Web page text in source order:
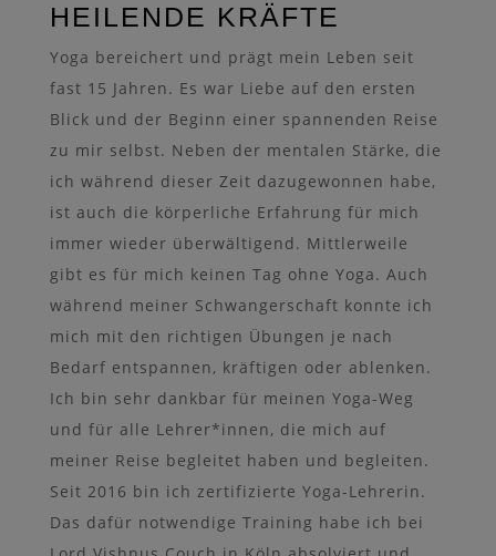
HEILENDE KRÄFTE
Yoga bereichert und prägt mein Leben seit
fast 15 Jahren. Es war Liebe auf den ersten
Blick und der Beginn einer spannenden Reise
zu mir selbst. Neben der mentalen Stärke, die
ich während dieser Zeit dazugewonnen habe,
ist auch die körperliche Erfahrung für mich
immer wieder überwältigend. Mittlerweile
gibt es für mich keinen Tag ohne Yoga. Auch
während meiner Schwangerschaft konnte ich
mich mit den richtigen Übungen je nach
Bedarf entspannen, kräftigen oder ablenken.
Ich bin sehr dankbar für meinen Yoga-Weg
und für alle Lehrer*innen, die mich auf
meiner Reise begleitet haben und begleiten.
Seit 2016 bin ich zertifizierte Yoga-Lehrerin.
Das dafür notwendige Training habe ich bei